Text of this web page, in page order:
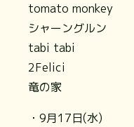
tomato monkey
シャーングルン
tabi tabi
2Felici
竜の家
・9月17日(水)